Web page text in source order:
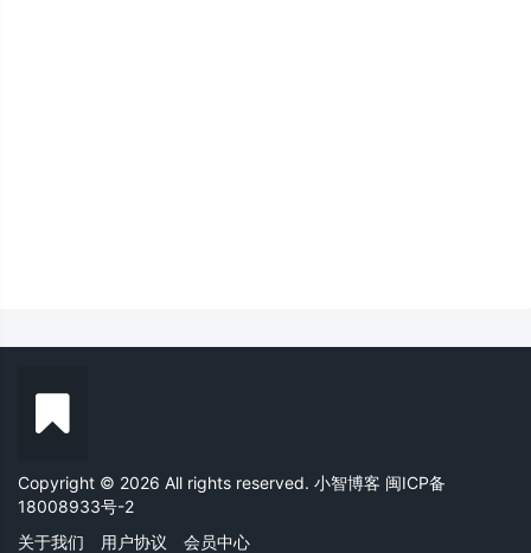
Copyright © 2026 All rights reserved. 小智博客 闽ICP备
18008933号-2
关于我们
用户协议 会员中心